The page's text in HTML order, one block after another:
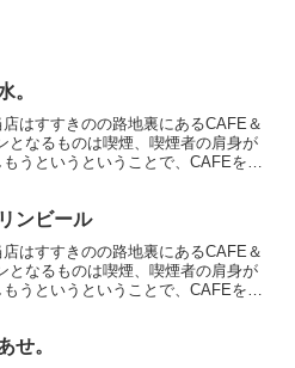
。
はすすきのの路地裏にあるCAFE＆
となるものは喫煙、喫煙者の肩身が
うというということで、CAFEを名
ンビール
はすすきのの路地裏にあるCAFE＆
となるものは喫煙、喫煙者の肩身が
うというということで、CAFEを名
せ。